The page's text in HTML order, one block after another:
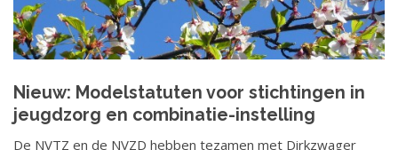
Nieuw: Modelstatuten voor stichtingen in
jeugdzorg en combinatie-instelling
De NVTZ en de NVZD hebben tezamen met Dirkzwager